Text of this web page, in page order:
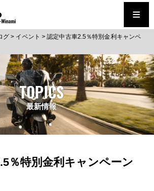
グ > イベント >認定中古車2.5％特別金利キャンペ
TOPICS
最新情報
％特別金利キャンペーン